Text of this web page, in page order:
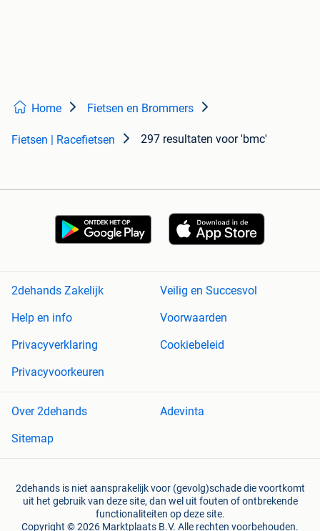
Home Fietsen en Brommers
Fietsen | Racefietsen 297 resultaten voor 'bmc'
2dehands Zakelijk
Veilig en Succesvol
Help en info
Voorwaarden
Privacyverklaring
Cookiebeleid
Privacyvoorkeuren
Over 2dehands
Adevinta
Sitemap
2dehands is niet aansprakelijk voor (gevolg)schade die voortkomt
uit het gebruik van deze site, dan wel uit fouten of ontbrekende
functionaliteiten op deze site.
Copyright © 2026 Marktplaats B.V. Alle rechten voorbehouden.